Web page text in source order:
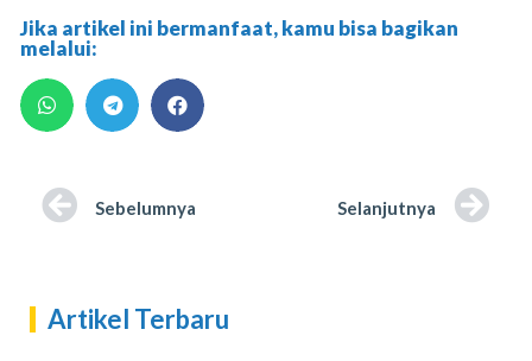
Jika artikel ini bermanfaat, kamu bisa bagikan
melalui:
Sebelumnya Selanjutnya
Artikel Terbaru